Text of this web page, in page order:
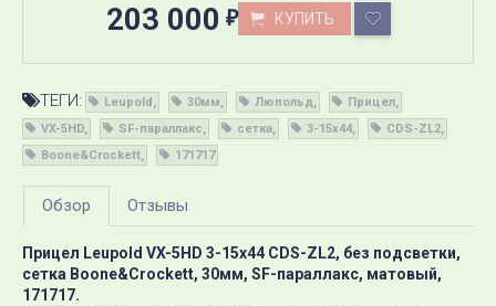
203 000 ₽ КУПИТЬ
ТЕГИ: Leupold 30мм Люпольд
Прицел
VX-5HD
SF-параллакс сетка 3-15x44
CDS-ZL2
Boone&Crockett
171717
Обзор Отзывы
Прицел Leupold VX-5HD 3-15x44 CDS-ZL2, без подсветки,
сетка Boone&Crockett, 30мм, SF-параллакс, матовый,
171717.